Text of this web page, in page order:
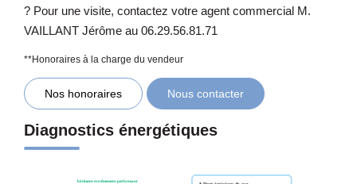
? Pour une visite, contactez votre agent commercial M.
VAILLANT Jérôme au 06.29.56.81.71
**Honoraires à la charge du vendeur
Nos honoraires Nous contacter
Diagnostics énergétiques